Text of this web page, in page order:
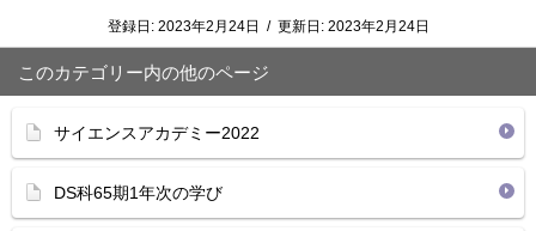
登録日: 2023年2月24日 / 更新日: 2023年2月24日
このカテゴリー内の他のページ
サイエンスアカデミー2022
DS科65期1年次の学び